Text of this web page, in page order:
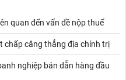
quan đến vấn đề nộp thuế
chấp căng thẳng địa chính trị
nghiệp bán dẫn hàng đầu